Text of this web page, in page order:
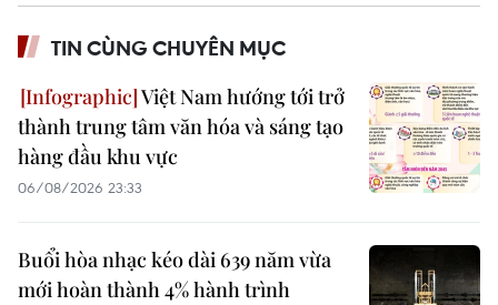
TIN CÙNG CHUYÊN MỤC
Việt Nam hướng tới trở
thành trung tâm văn hóa và sáng tạo
hàng đầu khu vực
06/08/2026 23:33
Buổi hòa nhạc kéo dài 639 năm vừa
mới hoàn thành 4% hành trình